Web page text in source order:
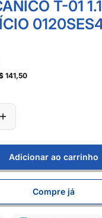
T-01
141,50
Adicionar ao carrinho
Compre já